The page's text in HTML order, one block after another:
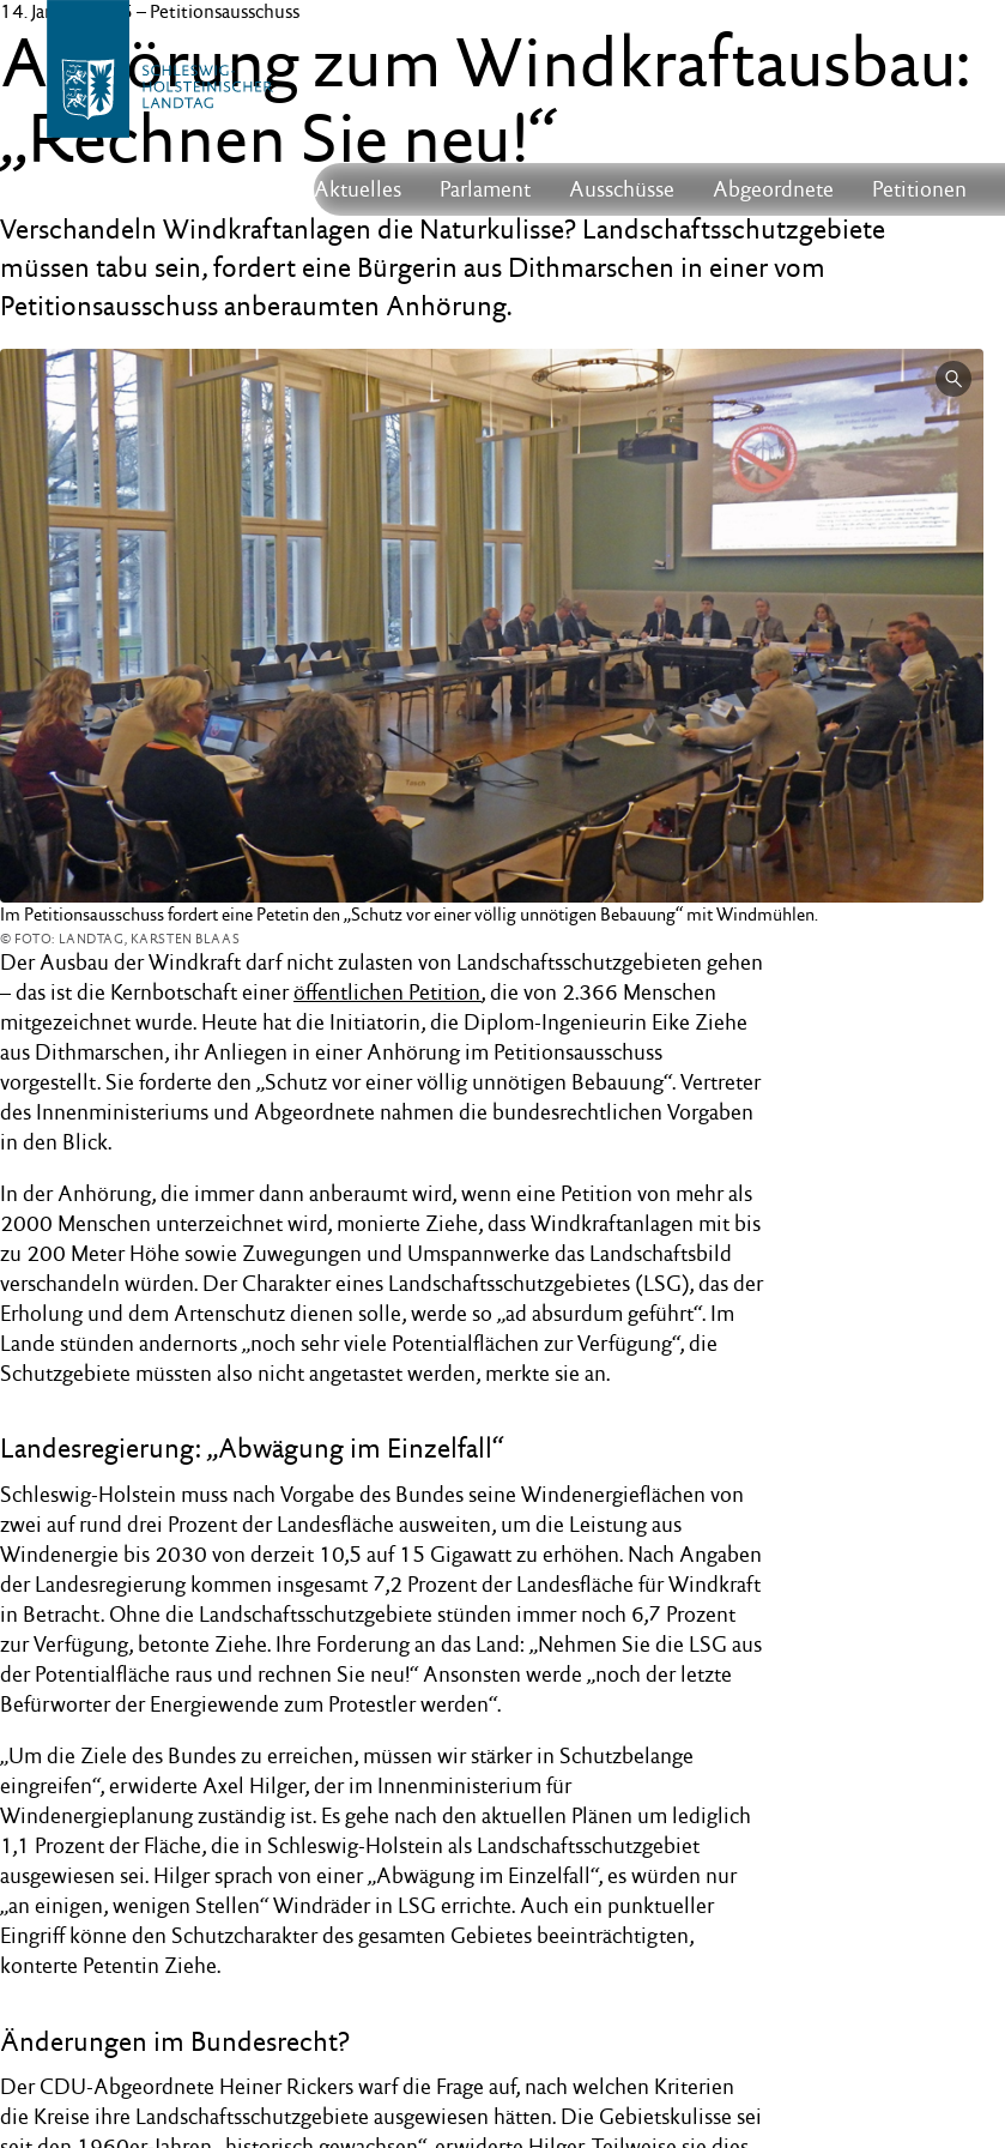
Aktuelles Parlament Ausschüsse Abgeordnete Petitionen
14. Januar 2025 – Petitionsausschuss
Anhörung zum Windkraftausbau:
„Rechnen Sie neu!“
Verschandeln Windkraftanlagen die Naturkulisse? Landschaftsschutzgebiete
müssen tabu sein, fordert eine Bürgerin aus Dithmarschen in einer vom
Petitionsausschuss anberaumten Anhörung.
Im Petitionsausschuss fordert eine Petetin den „Schutz vor einer völlig unnötigen Bebauung“ mit Windmühlen.
© FOTO: LANDTAG, KARSTEN BLAAS
Der Ausbau der Windkraft darf nicht zulasten von Landschaftsschutzgebieten gehen
– das ist die Kernbotschaft eineröffentlichen Petition, die von 2.366 Menschen
mitgezeichnet wurde. Heute hat die Initiatorin, die Diplom-Ingenieurin Eike Ziehe
aus Dithmarschen, ihr Anliegen in einer Anhörung im Petitionsausschuss
vorgestellt. Sie forderte den „Schutz vor einer völlig unnötigen Bebauung“. Vertreter
des Innenministeriums und Abgeordnete nahmen die bundesrechtlichen Vorgaben
in den Blick.
In der Anhörung, die immer dann anberaumt wird, wenn eine Petition von mehr als
2000 Menschen unterzeichnet wird, monierte Ziehe, dass Windkraftanlagen mit bis
zu 200 Meter Höhe sowie Zuwegungen und Umspannwerke das Landschaftsbild
verschandeln würden. Der Charakter eines Landschaftsschutzgebietes (LSG), das der
Erholung und dem Artenschutz dienen solle, werde so „ad absurdum geführt“. Im
Lande stünden andernorts „noch sehr viele Potentialflächen zur Verfügung“, die
Schutzgebiete müssten also nicht angetastet werden, merkte sie an.
Landesregierung: „Abwägung im Einzelfall“
Schleswig-Holstein muss nach Vorgabe des Bundes seine Windenergieflächen von
zwei auf rund drei Prozent der Landesfläche ausweiten, um die Leistung aus
Windenergie bis 2030 von derzeit 10,5 auf 15 Gigawatt zu erhöhen. Nach Angaben
der Landesregierung kommen insgesamt 7,2 Prozent der Landesfläche für Windkraft
in Betracht. Ohne die Landschaftsschutzgebiete stünden immer noch 6,7 Prozent
zur Verfügung, betonte Ziehe. Ihre Forderung an das Land: „Nehmen Sie die LSG aus
der Potentialfläche raus und rechnen Sie neu!“ Ansonsten werde „noch der letzte
Befürworter der Energiewende zum Protestler werden“.
„Um die Ziele des Bundes zu erreichen, müssen wir stärker in Schutzbelange
eingreifen“, erwiderte Axel Hilger, der im Innenministerium für
Windenergieplanung zuständig ist. Es gehe nach den aktuellen Plänen um lediglich
1,1 Prozent der Fläche, die in Schleswig-Holstein als Landschaftsschutzgebiet
ausgewiesen sei. Hilger sprach von einer „Abwägung im Einzelfall“, es würden nur
„an einigen, wenigen Stellen“ Windräder in LSG errichte. Auch ein punktueller
Eingriff könne den Schutzcharakter des gesamten Gebietes beeinträchtigten,
konterte Petentin Ziehe.
Änderungen im Bundesrecht?
Der CDU-Abgeordnete Heiner Rickers warf die Frage auf, nach welchen Kriterien
die Kreise ihre Landschaftsschutzgebiete ausgewiesen hätten. Die Gebietskulisse sei